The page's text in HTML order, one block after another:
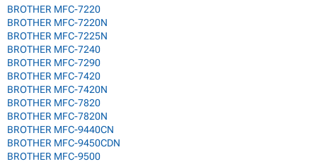
BROTHER MFC-7220
BROTHER MFC-7220N
BROTHER MFC-7225N
BROTHER MFC-7240
BROTHER MFC-7290
BROTHER MFC-7420
BROTHER MFC-7420N
BROTHER MFC-7820
BROTHER MFC-7820N
BROTHER MFC-9440CN
BROTHER MFC-9450CDN
BROTHER MFC-9500